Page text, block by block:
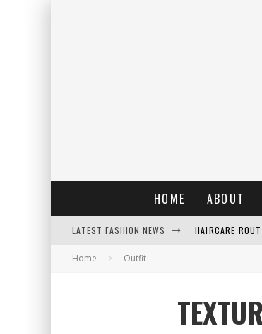
HOME ABOUT
LATEST FASHION NEWS HAIRCARE
DETTAGLI
Home Outfit